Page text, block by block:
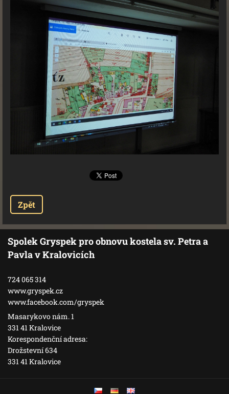
Zpět
Spolek Gryspek pro obnovu kostela sv. Petra a
Pavla v Kralovicích
724 065 314
www.gryspek.cz
www.facebook.com/gryspek
Masarykovo nám. 1
331 41 Kralovice
Korespondenční adresa:
Drožstevní 634
331 41 Kralovice